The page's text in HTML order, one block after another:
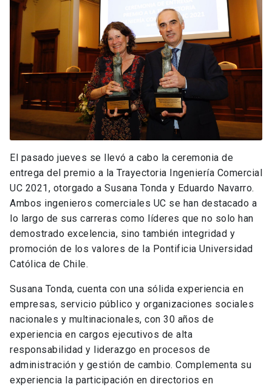
El pasado jueves se llevó a cabo la ceremonia de
entrega del premio a la Trayectoria Ingeniería Comercial
UC 2021, otorgado a Susana Tonda y Eduardo Navarro.
Ambos ingenieros comerciales UC se han destacado a
lo largo de sus carreras como líderes que no solo han
demostrado excelencia, sino también integridad y
promoción de los valores de la Pontificia Universidad
Católica de Chile.
Susana Tonda, cuenta con una sólida experiencia en
empresas, servicio público y organizaciones sociales
nacionales y multinacionales, con 30 años de
experiencia en cargos ejecutivos de alta
responsabilidad y liderazgo en procesos de
administración y gestión de cambio. Complementa su
experiencia la participación en directorios en